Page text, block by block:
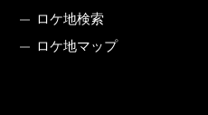
ロケ地検索
ロケ地マップ